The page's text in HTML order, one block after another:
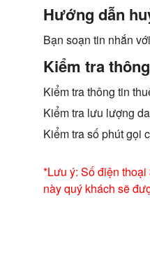
Hướng dẫn
Bạn soạn tin nhắn
Kiểm tra
Kiểm tra thông tin
Kiểm tra lưu lượng
Kiểm tra số phút gọi
*Lưu ý: Số điện
này quý khách sẽ